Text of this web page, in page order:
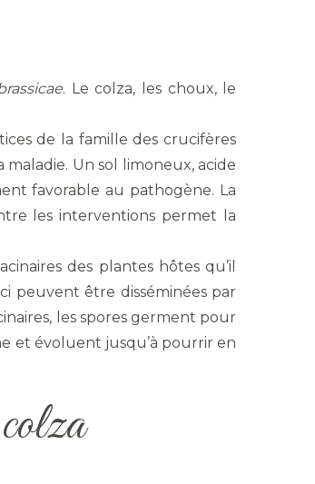
. Le colza, les choux, le
de la famille des crucifères
Un sol limoneux, acide
favorable au pathogène. La
les interventions permet la
des plantes hôtes qu’il
peuvent être disséminées par
les spores germent pour
et évoluent jusqu’à pourrir en